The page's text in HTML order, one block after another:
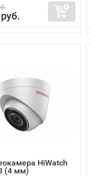
HiWatch
(4 мм)